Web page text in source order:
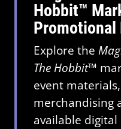
Hobbit™
Promotional
Explore the
The Hobbit™
event
merchandising
available